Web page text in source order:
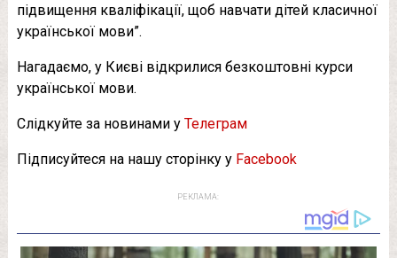
підвищення кваліфікації, щоб навчати дітей класичної
української мови”.
Нагадаємо, у Києві відкрилися безкоштовні курси
української мови.
Слідкуйте за новинами у Телеграм
Підписуйтеся на нашу сторінку у Facebook
РЕКЛАМА: